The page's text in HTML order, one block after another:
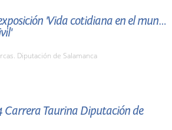
'Vida cotidiana en el mundo
Diputación de Salamanca
Carrera Taurina Diputación de